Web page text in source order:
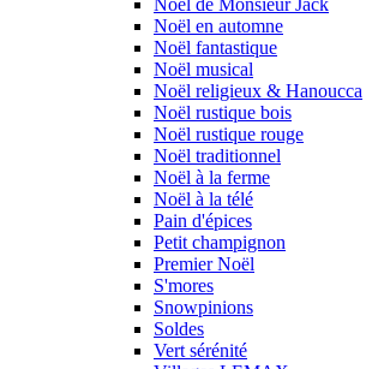
Noël de Monsieur Jack
Noël en automne
Noël fantastique
Noël musical
Noël religieux & Hanoucca
Noël rustique bois
Noël rustique rouge
Noël traditionnel
Noël à la ferme
Noël à la télé
Pain d'épices
Petit champignon
Premier Noël
S'mores
Snowpinions
Soldes
Vert sérénité